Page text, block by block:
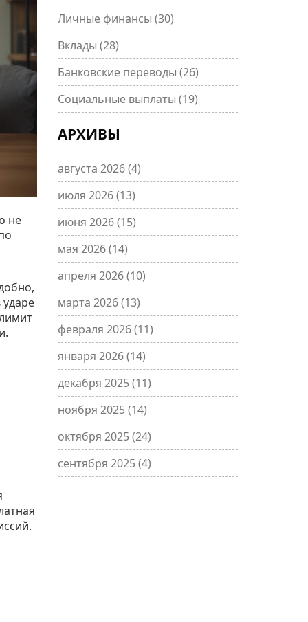
не
Личные финансы (30)
Вклады (28)
Банковские переводы (26)
Социальные выплаты (19)
АРХИВЫ
августа 2026(4)
июля 2026(13)
июня 2026(15)
мая 2026(14)
апреля 2026(10)
марта 2026(13)
февраля 2026(11)
января 2026(14)
декабря 2025(11)
ноября 2025(14)
октября 2025(24)
сентября 2025(4)